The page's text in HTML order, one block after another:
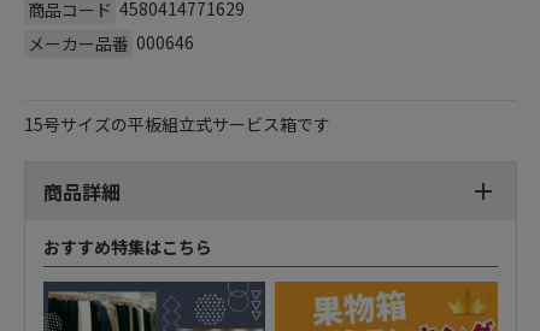
商品コード 4580414771629
メーカー品番 000646
15号サイズの平板組立式サービス箱です
商品詳細
おすすめ特集はこちら